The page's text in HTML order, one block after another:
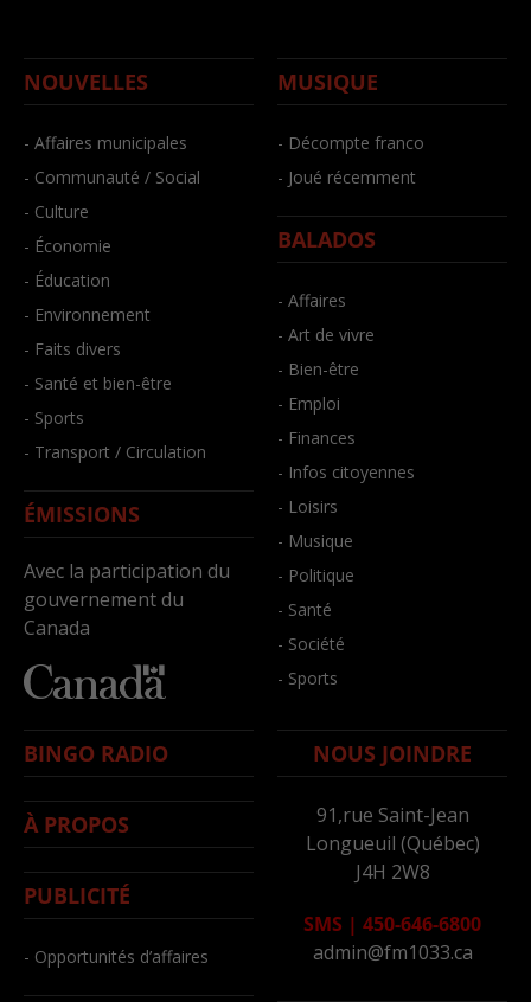
NOUVELLES
- Affaires municipales
- Communauté / Social
- Culture
- Économie
- Éducation
- Environnement
- Faits divers
- Santé et bien-être
- Sports
- Transport / Circulation
ÉMISSIONS
Avec la participation du
gouvernement du
Canada
MUSIQUE
- Décompte franco
- Joué récemment
BALADOS
- Affaires
- Art de vivre
- Bien-être
- Emploi
- Finances
- Infos citoyennes
- Loisirs
- Musique
- Politique
- Santé
- Société
- Sports
BINGO RADIO
À PROPOS
PUBLICITÉ
- Opportunités d’affaires
NOUS JOINDRE
91,rue Saint-Jean
Longueuil (Québec)
J4H 2W8
SMS | 450-646-6800
admin@fm1033.ca